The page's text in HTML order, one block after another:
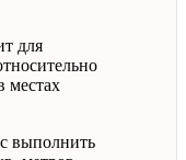
для
местах
выполнить